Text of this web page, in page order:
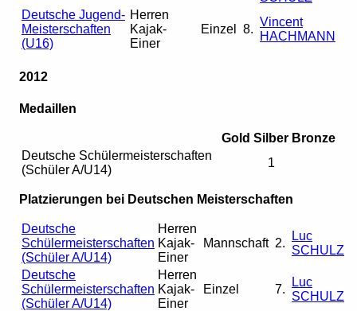
Deutsche Jugend-
Meisterschaften
(U16)
Herren
Kajak-
Einer
Einzel 8.
Vincent
HACHMANN
2012
Medaillen
Gold Silber Bronze
Deutsche Schülermeisterschaften
(Schüler A/U14)
1
Platzierungen bei Deutschen Meisterschaften
Deutsche
Schülermeisterschaften
(Schüler A/U14)
Herren
Kajak-
Einer
Mannschaft 2.
Luc
SCHULZ
Deutsche
Schülermeisterschaften
(Schüler A/U14)
Herren
Kajak-
Einer
Einzel 7.
Luc
SCHULZ